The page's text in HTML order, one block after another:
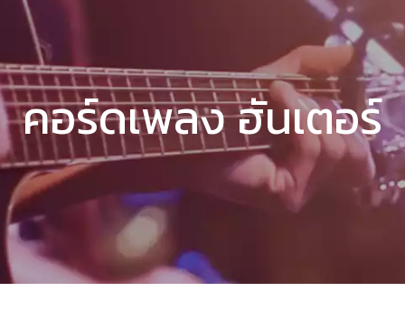
คอร์ดเพลง ฮันเตอร์